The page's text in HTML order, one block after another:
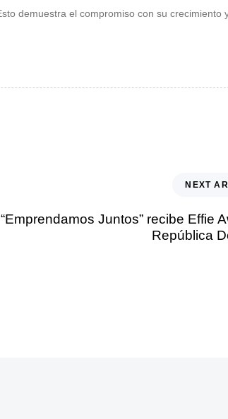
demuestra el compromiso con su crecimiento
NEXT
“Emprendamos Juntos” recibe Effie
República